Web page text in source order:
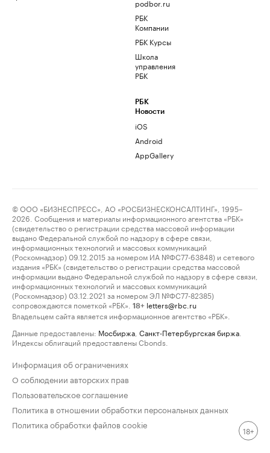
podbor.ru
РБК
Компании
РБК Курсы
Школа
управления
РБК
РБК
Новости
iOS
Android
AppGallery
© ООО «БИЗНЕСПРЕСС», АО «РОСБИЗНЕСКОНСАЛТИНГ», 1995–
2026. Сообщения и материалы информационного агентства «РБК»
(свидетельство о регистрации средства массовой информации
выдано Федеральной службой по надзору в сфере связи,
информационных технологий и массовых коммуникаций
(Роскомнадзор) 09.12.2015 за номером ИА №ФС77-63848) и сетевого
издания «РБК» (свидетельство о регистрации средства массовой
информации выдано Федеральной службой по надзору в сфере связи,
информационных технологий и массовых коммуникаций
(Роскомнадзор) 03.12.2021 за номером ЭЛ №ФС77-82385)
сопровождаются пометкой «РБК».
18+ letters@rbc.ru
Владельцем сайта является информационное агентство «РБК».
Данные предоставлены: Мосбиржа Санкт-Петербургская биржа
Индексы облигаций предоставлены Cbonds.
Информация об ограничениях
О соблюдении авторских прав
Пользовательское соглашение
Политика в отношении обработки персональных данных
Политика обработки файлов cookie
18+